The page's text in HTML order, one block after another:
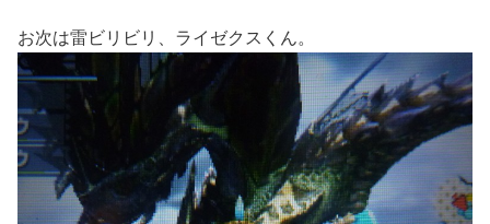
お次は雷ビリビリ、ライゼクスくん。